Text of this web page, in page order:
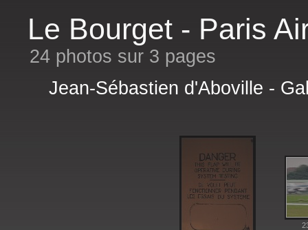
Le Bourget - Paris
24 photos sur 3 pages
Jean-Sébastien d'Aboville -